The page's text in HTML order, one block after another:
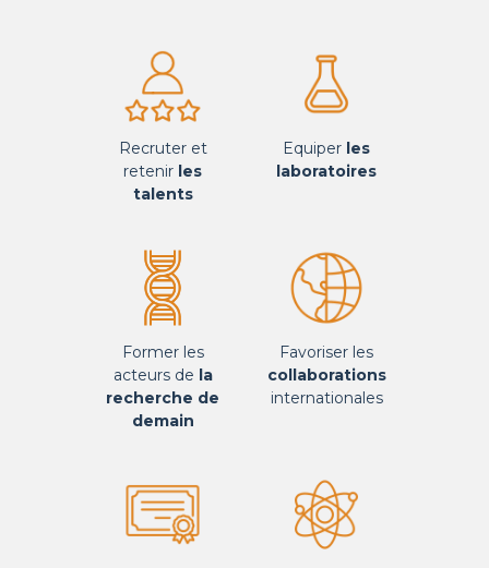
Recruter et
retenir les
talents
Equiper les
laboratoires
Former les
acteurs de la
recherche de
demain
Favoriser les
collaborations
internationales